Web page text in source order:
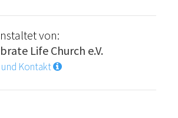
von:
Life Church e.V.
Kontakt